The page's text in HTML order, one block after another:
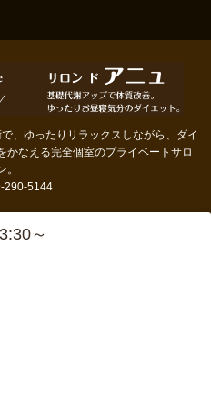
、ゆったりリラックスしながら、ダイ
かなえる完全個室のプライベートサロ
。
290-5144
～